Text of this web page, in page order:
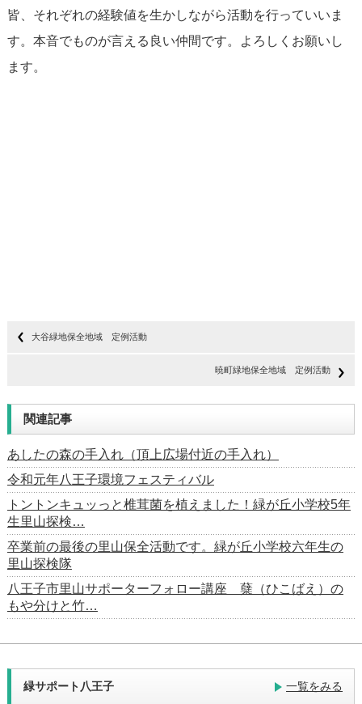
皆、それぞれの経験値を生かしながら活動を行っていいま
す。本音でものが言える良い仲間です。よろしくお願いし
ます。
大谷緑地保全地域 定例活動
暁町緑地保全地域 定例活動
関連記事
あしたの森の手入れ（頂上広場付近の手入れ）
令和元年八王子環境フェスティバル
トントンキュッっと椎茸菌を植えました！緑が丘小学校5年
生里山探検…
卒業前の最後の里山保全活動です。緑が丘小学校六年生の
里山探検隊
八王子市里山サポーターフォロー講座 蘖（ひこばえ）の
もや分けと竹…
緑サポート八王子 一覧をみる